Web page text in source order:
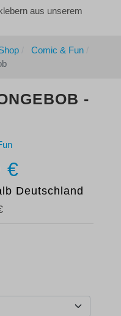
Comic & Fun
-
€
Deutschland